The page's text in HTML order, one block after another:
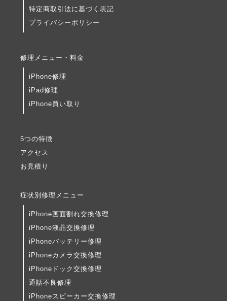
特定商取引法に基づく表記
プライバシーポリシー
修理メニュー・料金
iPhone修理
iPad修理
iPhone買い取り
5つの特徴
アクセス
お見積り
症状別修理メニュー
iPhone画面割れ交換修理
iPhone液晶交換修理
iPhoneバッテリー修理
iPhoneカメラ交換修理
iPhoneドック交換修理
通話不良修理
iPhoneスピーカー交換修理